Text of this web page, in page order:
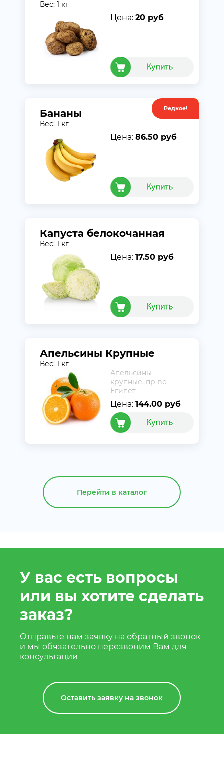
Вес: 1 кг
Цена: 20 руб
Акция
Редкое!
Бананы
Вес: 1 кг
Цена: 86.50 руб
Капуста белокочанная
Вес: 1 кг
Цена: 17.50 руб
Апельсины Крупные
Вес: 1 кг
Апельсины
крупные, пр-во
Египет
Цена: 144.00 руб
Перейти в каталог
У вас есть вопросы
или вы хотите сделать
заказ?
Отправьте нам заявку на обратный звонок
и мы обязательно перезвоним Вам для
консультации
Оставить заявку на звонок